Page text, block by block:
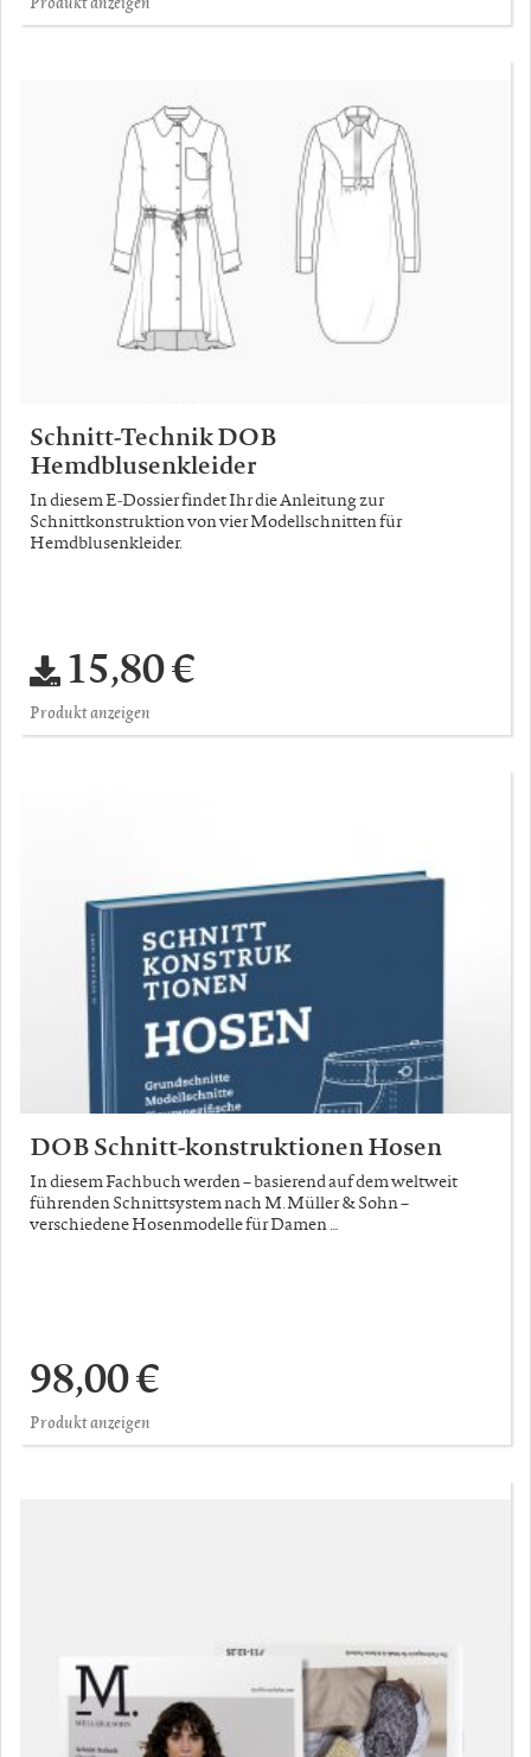
Schnitt-Technik DOB
Hemdblusenkleider
In diesem E-Dossier findet Ihr die Anleitung zur
Schnittkonstruktion von vier Modellschnitten für
Hemdblusenkleider.
15,80 €
Produkt anzeigen
DOB Schnitt-konstruktionen Hosen
In diesem Fachbuch werden – basierend auf dem weltweit
führenden Schnittsystem nach M. Müller & Sohn –
verschiedene Hosenmodelle für Damen …
98,00 €
Produkt anzeigen